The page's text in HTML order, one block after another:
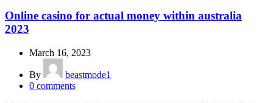
Online casino for actual money within australia
2023
March 16, 2023
By
beastmode1
0 comments